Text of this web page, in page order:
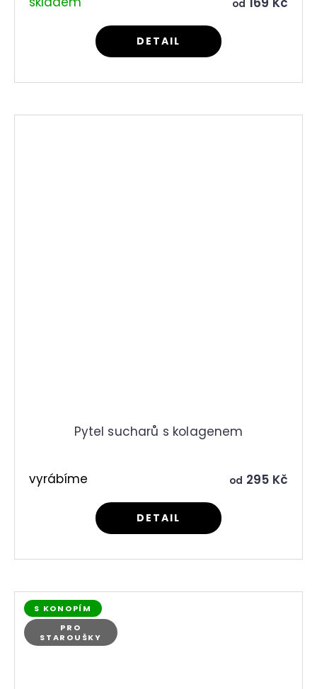
od
DETAIL
Pytel sucharů s kolagenem
vyrábíme od 295 Kč
DETAIL
S KONOPÍM
PRO
STAROUŠKY